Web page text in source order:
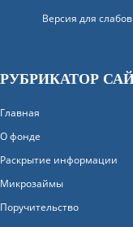
Версия для
РУБРИКАТОР
Главная
О фонде
Раскрытие информации
Микрозаймы
Поручительство